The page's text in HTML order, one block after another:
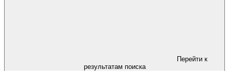
Перейти к
результатам поиска